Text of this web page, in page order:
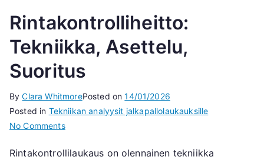
Rintakontrolliheitto:
Tekniikka, Asettelu,
Suoritus
ByClara WhitmorePosted on14/01/2026
Posted in Tekniikan analyysit jalkapallolaukauksille
No Commentson
Tekniikka,
Rintakontrollilaukaus on olennainen tekniikka